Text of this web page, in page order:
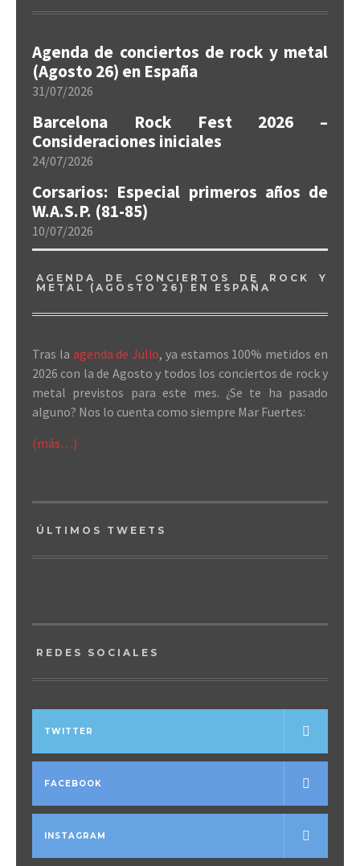
Agenda de conciertos de rock y metal
(Agosto 26) en España
31/07/2026
Barcelona Rock Fest 2026 –
Consideraciones iniciales
24/07/2026
Corsarios: Especial primeros años de
W.A.S.P. (81-85)
10/07/2026
AGENDA DE CONCIERTOS DE ROCK Y
METAL (AGOSTO 26) EN ESPAÑA
Tras la agenda de Julio, ya estamos 100% metidos en
2026 con la de Agosto y todos los conciertos de rock y
metal previstos para este mes. ¿Se te ha pasado
alguno? Nos lo cuenta como siempre Mar Fuertes:
(más…)
ÚLTIMOS TWEETS
REDES SOCIALES
TWITTER
FACEBOOK
INSTAGRAM